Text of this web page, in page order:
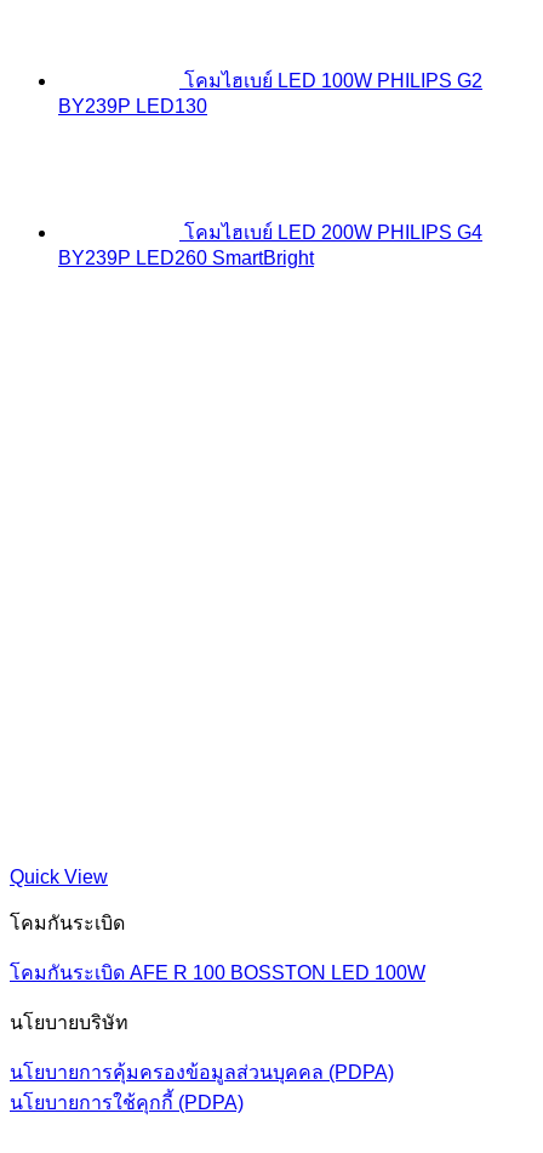
โคมไฮเบย์ LED 100W PHILIPS G2
BY239P LED130
โคมไฮเบย์ LED 200W PHILIPS G4
BY239P LED260 SmartBright
Quick View
โคมกันระเบิด
โคมกันระเบิด AFE R 100 BOSSTON LED 100W
นโยบายบริษัท
นโยบายการคุ้มครองข้อมูลส่วนบุคคล (PDPA)
นโยบายการใช้คุกกี้ (PDPA)